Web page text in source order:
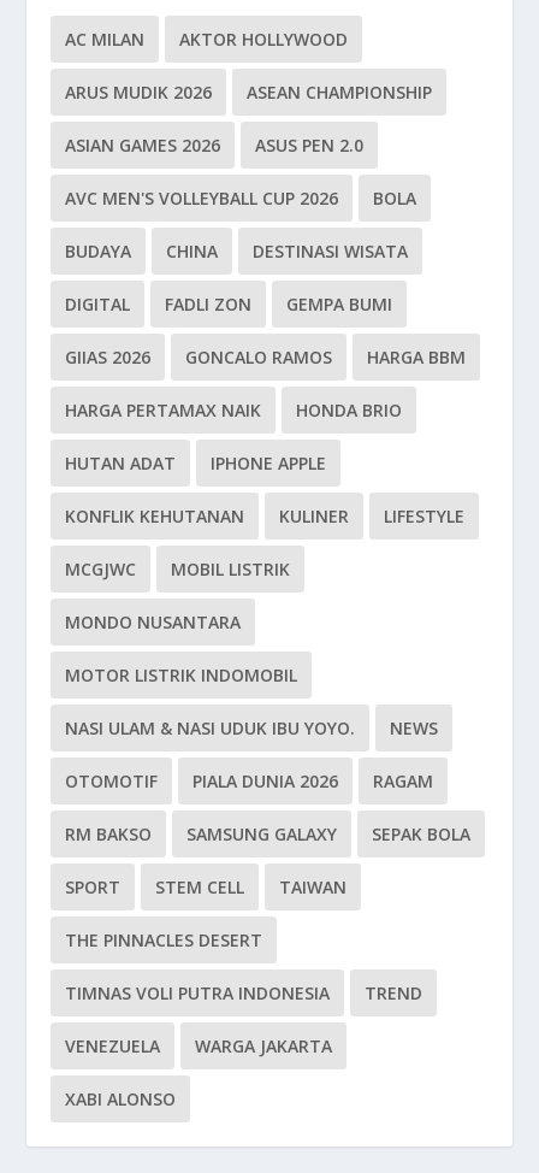
AC MILAN AKTOR HOLLYWOOD
ARUS MUDIK 2026 ASEAN CHAMPIONSHIP
ASIAN GAMES 2026 ASUS PEN 2.0
AVC MEN'S VOLLEYBALL CUP 2026 BOLA
BUDAYA CHINA DESTINASI WISATA
DIGITAL FADLI ZON GEMPA BUMI
GIIAS 2026 GONCALO RAMOS HARGA BBM
HARGA PERTAMAX NAIK HONDA BRIO
HUTAN ADAT IPHONE APPLE
KONFLIK KEHUTANAN KULINER LIFESTYLE
MCGJWC MOBIL LISTRIK
MONDO NUSANTARA
MOTOR LISTRIK INDOMOBIL
NASI ULAM & NASI UDUK IBU YOYO. NEWS
OTOMOTIF PIALA DUNIA 2026 RAGAM
RM BAKSO SAMSUNG GALAXY SEPAK BOLA
SPORT STEM CELL TAIWAN
THE PINNACLES DESERT
TIMNAS VOLI PUTRA INDONESIA TREND
VENEZUELA WARGA JAKARTA
XABI ALONSO